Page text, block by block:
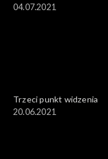
04.07.2021
Trzeci punkt widzenia
20.06.2021